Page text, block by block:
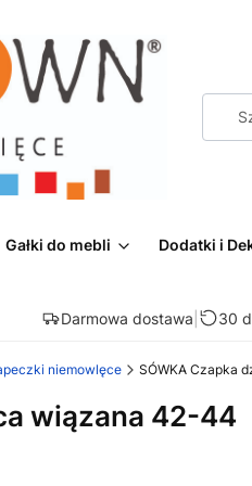
Gałki do mebli Dodatki i
Darmowa dostawa 30
niemowlęce SÓWKA Czapka
wiązana 42-44